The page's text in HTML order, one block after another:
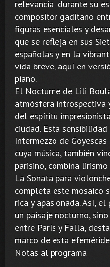
relevancia: durante su
compositor gaditano
figuras esenciales y
que se refleja en sus
españolas y en la
vida breve, aquí en
piano.
El Nocturne de Lili
atmósfera introspectiva
del espíritu
ciudad. Esta
Intermezzo de
cuya música, también
parisino, combina
La Sonata para
completa este mosaico
rica y apasionada. Así,
un paisaje nocturno,
entre París y Falla,
marco de esta
Notas al programa